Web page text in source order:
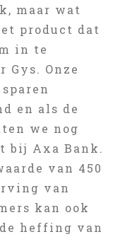
maar wat
product dat
in te
Onze
en als de
we nog
bij Axa Bank.
van 450
van
kan ook
heffing van